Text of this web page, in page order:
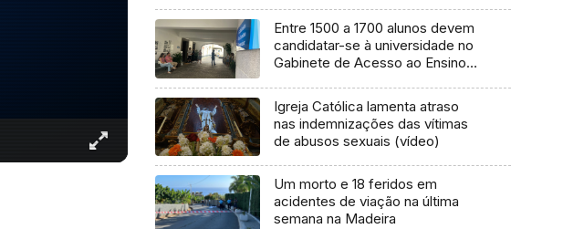
Entre 1500 a 1700 alunos devem
candidatar-se à universidade no
Gabinete de Acesso ao Ensino
Igreja Católica lamenta atraso
nas indemnizações das vítimas
de abusos sexuais (vídeo)
Um morto e 18 feridos em
acidentes de viação na última
semana na Madeira